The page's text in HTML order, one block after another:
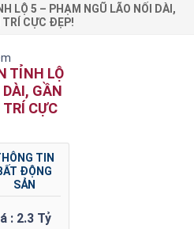
LỘ 5 – PHẠM NGŨ LÃO NỐI DÀI,
TRÍ CỰC ĐẸP!
TỈNH LỘ
GẦN
CỰC
TIN
ĐỘNG
SẢN
: 2.3 Tỷ